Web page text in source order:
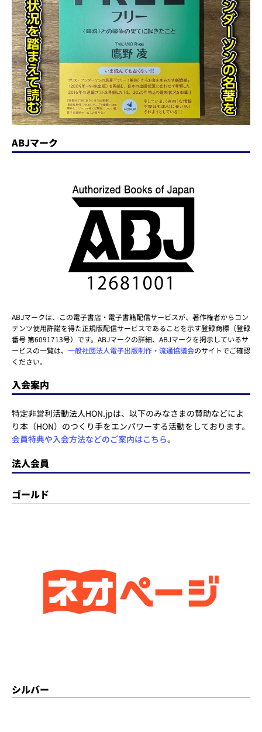
ABJマーク
ABJマークは、この電子書店・電子書籍配信サービスが、著作権者からコン
テンツ使用許諾を得た正規版配信サービスであることを示す登録商標（登録
番号 第6091713号）です。ABJマークの詳細、ABJマークを掲示しているサ
ービスの一覧は、 一般社団法人電子出版制作・流通協議会のサイトでご確認
ください。
入会案内
特定非営利活動法人HON.jpは、以下のみなさまの賛助などによ
り本（HON）のつくり手をエンパワーする活動をしております。
会員特典や入会方法などのご案内はこちら。
法人会員
ゴールド
シルバー